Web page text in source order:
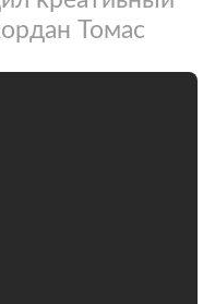
Томас